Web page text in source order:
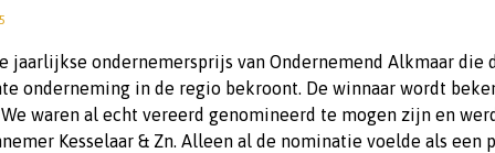
jaarlijkse ondernemersprijs van Ondernemend Alkmaar die
onderneming in de regio bekroont. De winnaar wordt
waren al echt vereerd genomineerd te mogen zijn en
Kesselaar & Zn. Alleen al de nominatie voelde als een